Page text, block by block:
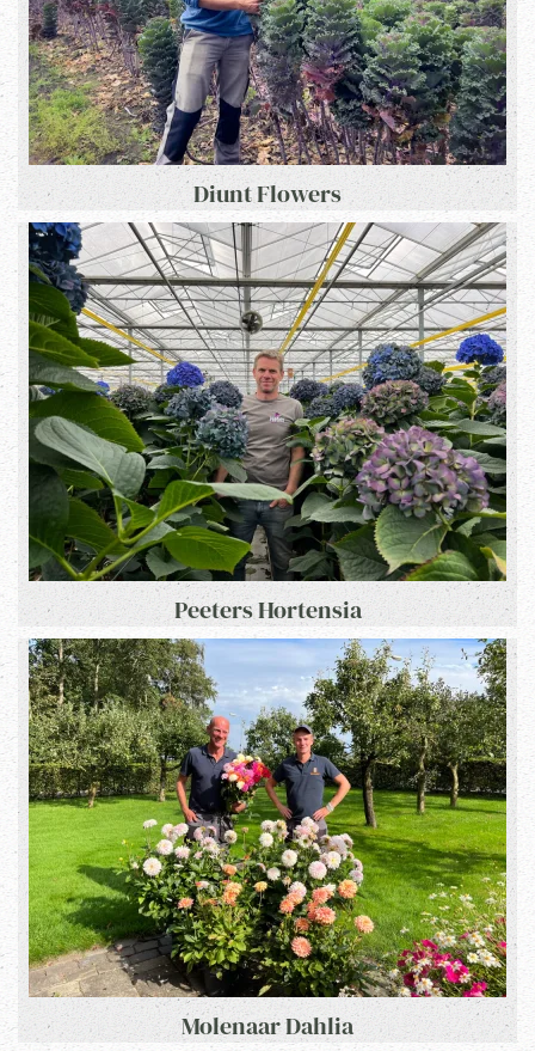
Diunt Flowers
Peeters Hortensia
Molenaar Dahlia